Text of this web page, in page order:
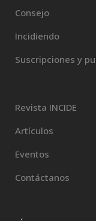
Consejo
Incidiendo
Suscripciones y
Revista INCIDE
Artículos
Eventos
Contáctanos